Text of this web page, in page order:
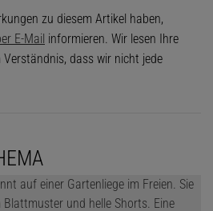
zu diesem Artikel haben,
E-Mail informieren. Wir lesen Ihre
dass wir nicht jede